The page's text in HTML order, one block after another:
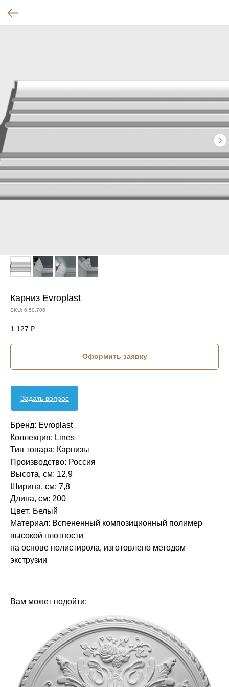
Карниз Evroplast
SKU: 6.50.706
1 127 ₽
Оформить заявку
Задать вопрос
Бренд: Evroplast
Коллекция: Lines
Тип товара: Карнизы
Производство: Россия
Высота, см: 12,9
Ширина, см: 7,8
Длина, см: 200
Цвет: Белый
Материал: Вспененный композиционный полимер
высокой плотности
на основе полистирола, изготовлено методом
экструзии
Вам может подойти: